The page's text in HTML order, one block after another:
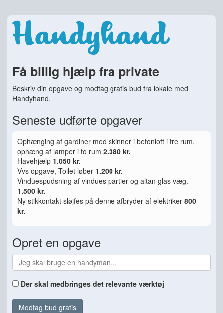
Få billig hjælp fra private
Beskriv din opgave og modtag gratis bud fra lokale med
Handyhand.
Seneste udførte opgaver
Ophænging af gardiner med skinner i betonloft i tre rum,
ophæng af lamper i to rum 2.380 kr.
Havehjælp 1.050 kr.
Vvs opgave, Toilet løber 1.200 kr.
Vinduespudsning af vindues partier og altan glas væg.
1.500 kr.
Ny stikkontakt sløjfes på denne afbryder af elektriker 800
kr.
Opret en opgave
Der skal medbringes det relevante værktøj
Modtag bud gratis